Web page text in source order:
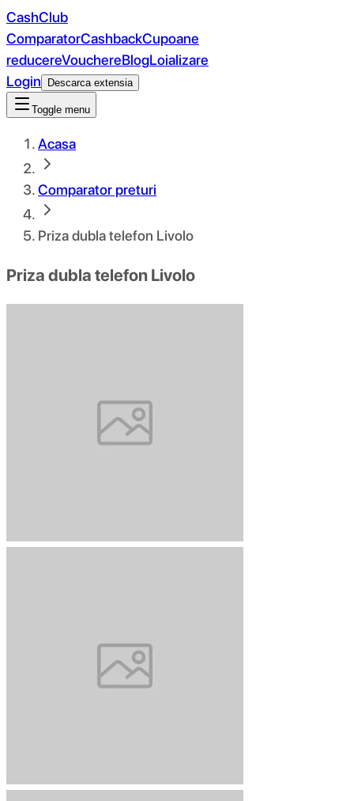
CashClub
ComparatorCashbackCupoane
reducereVouchereBlogLoializare
Login
Descarca extensia
Toggle menu
Acasa
Comparator preturi
Priza dubla telefon Livolo
Priza dubla telefon Livolo